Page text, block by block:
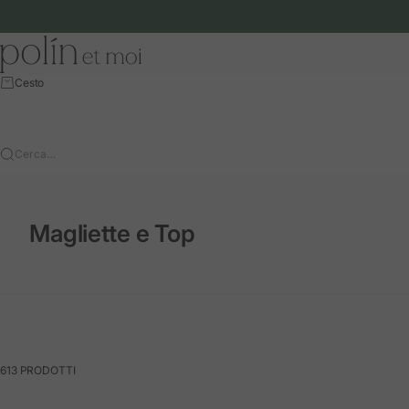
Polín et moi - EU
Cesto
Cerca…
Magliette e Top
613 PRODOTTI